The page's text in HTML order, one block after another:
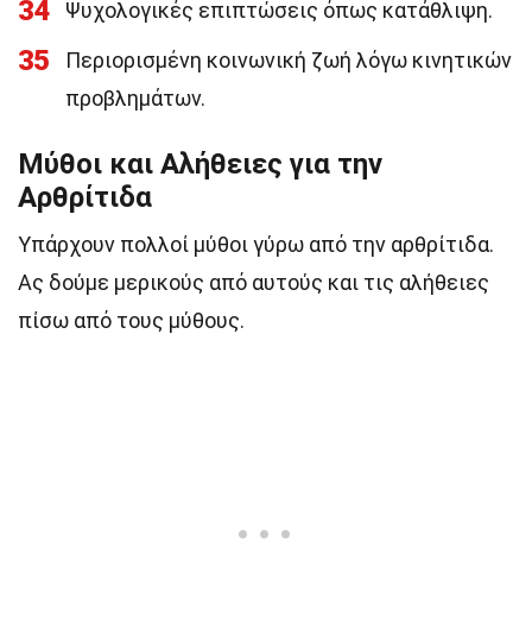
34 Ψυχολογικές επιπτώσεις όπως κατάθλιψη.
35
Περιορισμένη κοινωνική ζωή λόγω κινητικών
προβλημάτων.
Μύθοι και Αλήθειες για την
Αρθρίτιδα
Υπάρχουν πολλοί μύθοι γύρω από την αρθρίτιδα.
Ας δούμε μερικούς από αυτούς και τις αλήθειες
πίσω από τους μύθους.